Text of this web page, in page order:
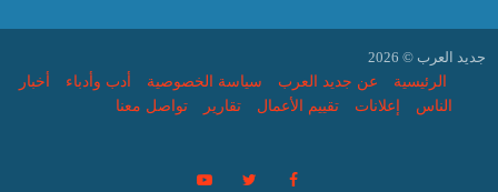
جديد العرب © 2026
الرئيسية
عن جديد العرب سياسة الخصوصية أدب وأدباء
أخبار
الناس
إعلانات تقييم الأعمال تقارير تواصل معنا